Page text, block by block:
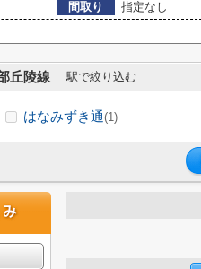
間取り
指定なし
丘陵線 駅で絞り込む
はなみずき通(1)